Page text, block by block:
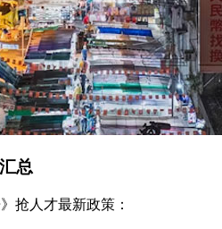
总
抢人才最新政策：